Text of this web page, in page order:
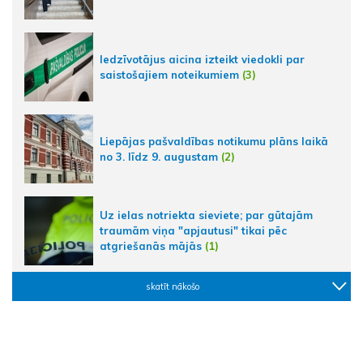
Iedzīvotājus aicina izteikt viedokli par
saistošajiem noteikumiem (3)
Liepājas pašvaldības notikumu plāns laikā
no 3. līdz 9. augustam (2)
Uz ielas notriekta sieviete; par gūtajām
traumām viņa "apjautusi" tikai pēc
atgriešanās mājās (1)
skatīt nākošo